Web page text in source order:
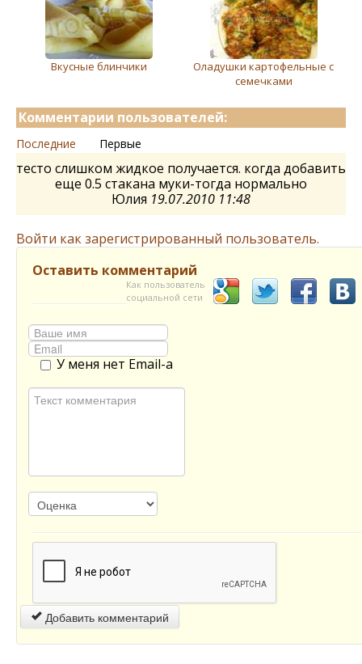
Вкусные блинчики
Оладушки картофельные с
семечками
Комментарии пользователей:
Последние Первые
тесто слишком жидкое получается. когда добавить
еще 0.5 стакана муки-тогда нормально
Юлия 19.07.2010 11:48
Войти как зарегистрированный пользователь.
Оставить комментарий
Как пользователь
социальной сети
У меня нет Email-а
Добавить комментарий